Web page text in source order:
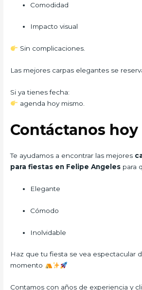
Comodidad
Impacto visual
Sin complicaciones.
Las mejores carpas elegantes se
Si ya tienes fecha:
agenda hoy mismo.
Contáctanos hoy
Te ayudamos a encontrar las mejores
para fiestas en Felipe Angeles para
Elegante
Cómodo
Inolvidable
Haz que tu fiesta se vea espectacular
momento
Contamos con años de experiencia y